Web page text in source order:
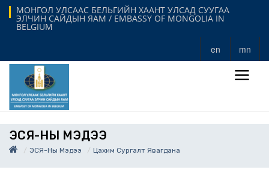
МОНГОЛ УЛСААС БЕЛЬГИЙН ХААНТ УЛСАД СУУГАА
ЭЛЧИН САЙДЫН ЯАМ / EMBASSY OF MONGOLIA IN
BELGIUM
en mn
ЭСЯ-НЫ МЭДЭЭ
ЭСЯ-Ны Мэдээ Цахим Сургалт Явагдана